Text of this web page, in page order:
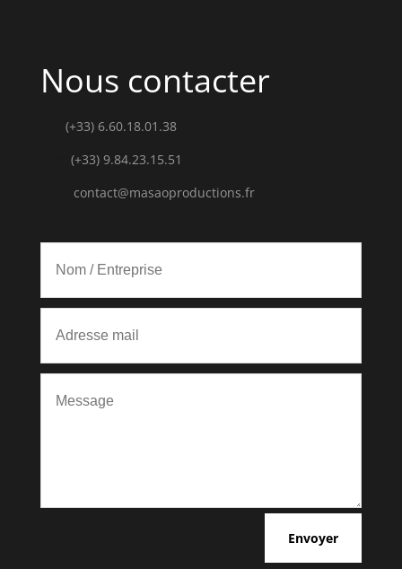
Nous contacter
(+33) 6.60.18.01.38
(+33) 9.84.23.15.51
contact@masaoproductions.fr
Envoyer